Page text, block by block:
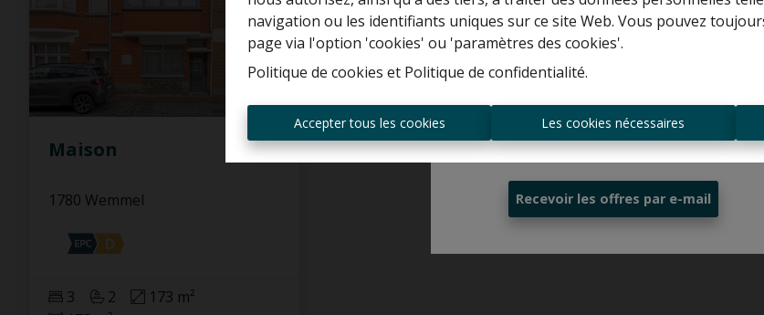
navigation ou les identifiants uniques sur ce site Web. Vous pouvez
page via l'option 'cookies' ou 'paramètres des cookies'.
Politique de cookies et Politique de confidentialité.
Accepter tous les cookies Les cookies nécessaires
Maison
1780 Wemmel
3 2
173 m²
Estimation gratuite
Toujours être le premier informé des
nouvelles offres ?
Recevoir les offres par e-mail